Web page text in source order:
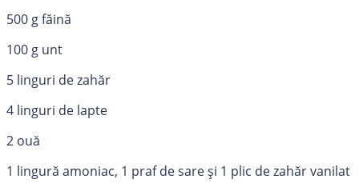
500 g făină
100 g unt
5 linguri de zahăr
4 linguri de lapte
2 ouă
1 lingură amoniac, 1 praf de sare și 1 plic de zahăr vanilat